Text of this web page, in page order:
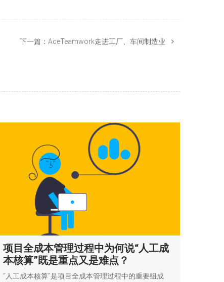
下一篇： AceTeamwork走进工厂、车间制造业
项目全成本管理过程中为何说“人工成
本核算”既是重点又是难点？
“人工成本核算”是项目全成本管理过程中的重要组成